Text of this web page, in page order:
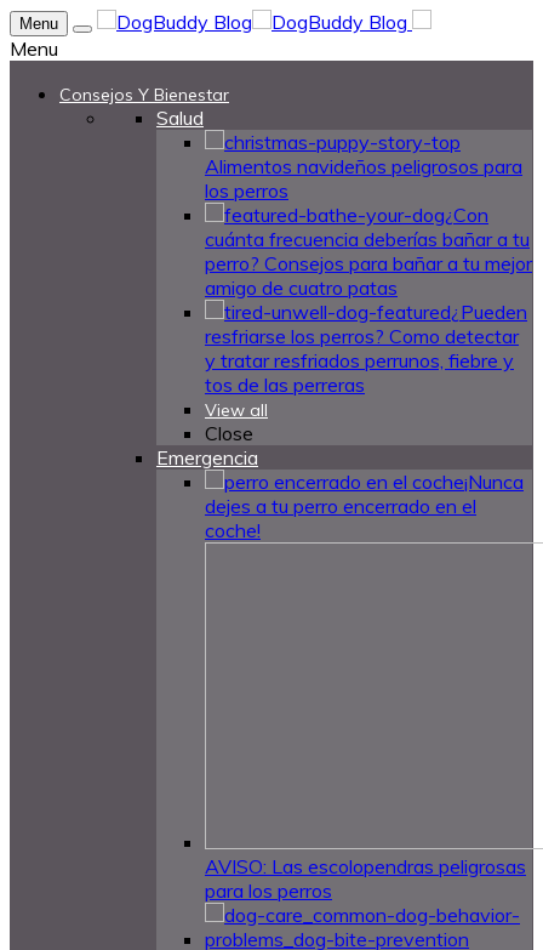
Menu
Menu
Consejos Y Bienestar
Salud
Alimentos navideños peligrosos para
los perros
¿Con
cuánta frecuencia deberías bañar a tu
perro? Consejos para bañar a tu mejor
amigo de cuatro patas
¿Pueden
resfriarse los perros? Como detectar
y tratar resfriados perrunos, fiebre y
tos de las perreras
View all
Close
Emergencia
¡Nunca
dejes a tu perro encerrado en el
coche!
AVISO: Las escolopendras peligrosas
para los perros